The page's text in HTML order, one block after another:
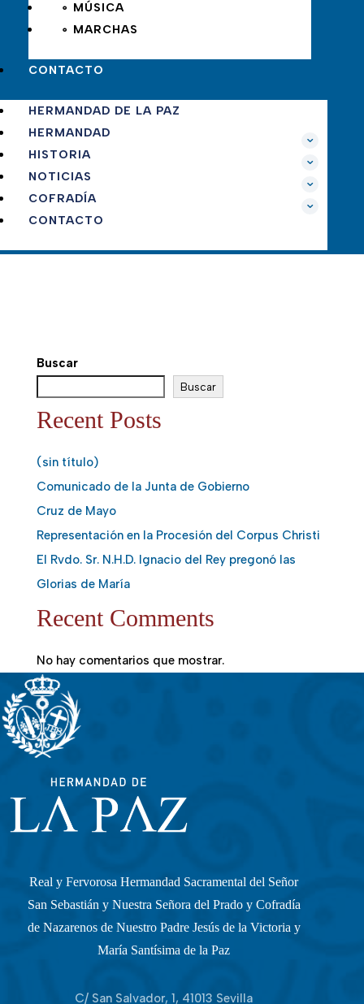
∘ MÚSICA
∘ MARCHAS
CONTACTO
HERMANDAD DE LA PAZ
HERMANDAD
HISTORIA
NOTICIAS
COFRADÍA
CONTACTO
Buscar
Buscar
Recent Posts
(sin título)
Comunicado de la Junta de Gobierno
Cruz de Mayo
Representación en la Procesión del Corpus Christi
El Rvdo. Sr. N.H.D. Ignacio del Rey pregonó las
Glorias de María
Recent Comments
No hay comentarios que mostrar.
Real y Fervorosa Hermandad Sacramental del Señor
San Sebastián y Nuestra Señora del Prado y Cofradía
de Nazarenos de Nuestro Padre Jesús de la Victoria y
María Santísima de la Paz
C/ San Salvador, 1, 41013 Sevilla